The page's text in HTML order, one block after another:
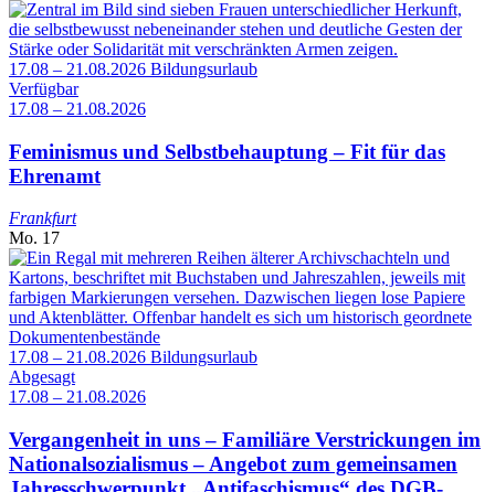
17.08 – 21.08.2026 Bildungsurlaub
Verfügbar
17.08 – 21.08.2026
Feminismus und Selbstbehauptung – Fit für das
Ehrenamt
Frankfurt
Mo. 17
17.08 – 21.08.2026 Bildungsurlaub
Abgesagt
17.08 – 21.08.2026
Vergangenheit in uns – Familiäre Verstrickungen im
Nationalsozialismus – Angebot zum gemeinsamen